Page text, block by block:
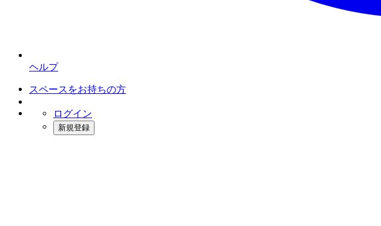
ヘルプ
スペースをお持ちの方
ログイン
新規登録